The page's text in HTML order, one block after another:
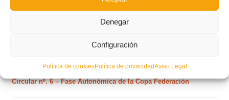
Denegar
Configuración
Política de cookiesPolítica de privacidadAviso Legal
Comunitat para la temporada 2026/2027
Circular nº. 6 – Fase Autonómica de la Copa Federación